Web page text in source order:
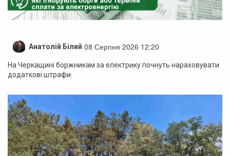
Анатолій Білий 08 Серпня 2026 12:20
На Черкащині боржникам за електрику почнуть нараховувати
додаткові штрафи.